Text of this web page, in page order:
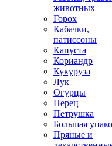
животных
Горох
Кабачки,
патиссоны
Капуста
Кориандр
Кукуруза
Лук
Огурцы
Перец
Петрушка
Большая
Пряные и